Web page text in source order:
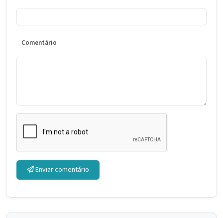
Comentário
Enviar comentário